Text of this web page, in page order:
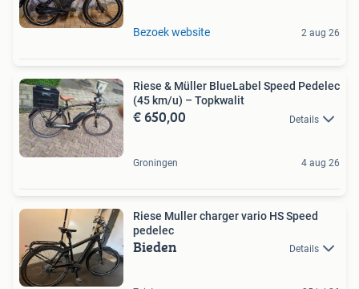
Bezoek website 2 aug 26
Riese & Müller BlueLabel Speed Pedelec
(45 km/u) – Topkwalit
€ 650,00 Details
Groningen 4 aug 26
Riese Muller charger vario HS Speed
pedelec
Bieden Details